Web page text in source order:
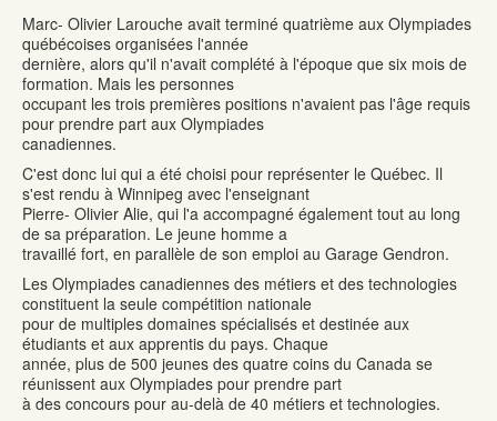
Marc- Olivier Larouche avait terminé quatrième aux Olympiades
québécoises organisées l'année
dernière, alors qu'il n'avait complété à l'époque que six mois de
formation. Mais les personnes
occupant les trois premières positions n'avaient pas l'âge requis
pour prendre part aux Olympiades
canadiennes.
C'est donc lui qui a été choisi pour représenter le Québec. Il
s'est rendu à Winnipeg avec l'enseignant
Pierre- Olivier Alie, qui l'a accompagné également tout au long
de sa préparation. Le jeune homme a
travaillé fort, en parallèle de son emploi au Garage Gendron.
Les Olympiades canadiennes des métiers et des technologies
constituent la seule compétition nationale
pour de multiples domaines spécialisés et destinée aux
étudiants et aux apprentis du pays. Chaque
année, plus de 500 jeunes des quatre coins du Canada se
réunissent aux Olympiades pour prendre part
à des concours pour au-delà de 40 métiers et technologies.